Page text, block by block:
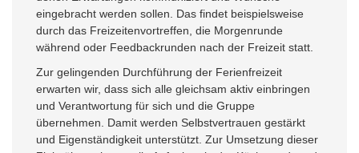
eingebracht werden sollen. Das findet beispielsweise
durch das Freizeitenvortreffen, die Morgenrunde
während oder Feedbackrunden nach der Freizeit statt.
Zur gelingenden Durchführung der Ferienfreizeit
erwarten wir, dass sich alle gleichsam aktiv einbringen
und Verantwortung für sich und die Gruppe
übernehmen. Damit werden Selbstvertrauen gestärkt
und Eigenständigkeit unterstützt. Zur Umsetzung dieser